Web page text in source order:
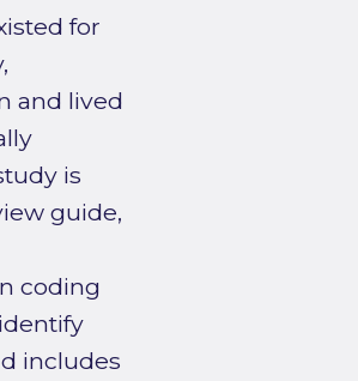
for
and lived
is
guide,
coding
includes